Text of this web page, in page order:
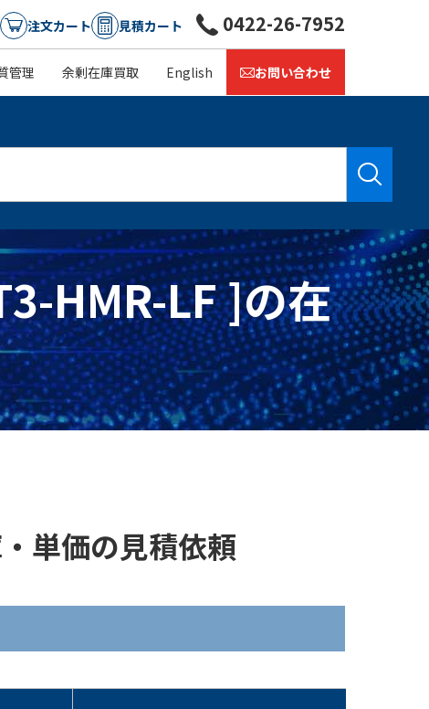
注文カート 見積カート
管理 余剰在庫買取 English お問い合わせ
0422-26-7952
HMR-LF ]の在
単価の見積依頼